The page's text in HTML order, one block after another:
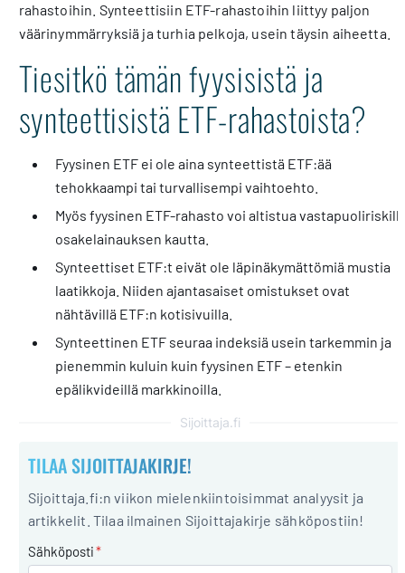
rahastoihin. Synteettisiin ETF-rahastoihin liittyy paljon
väärinymmärryksiä ja turhia pelkoja, usein täysin aiheetta.
Tiesitkö tämän fyysisistä ja
synteettisistä ETF-rahastoista?
Fyysinen ETF ei ole aina synteettistä ETF:ää
tehokkaampi tai turvallisempi vaihtoehto.
Myös fyysinen ETF-rahasto voi altistua
osakelainauksen kautta.
Synteettiset ETF:t eivät ole läpinäkymättömiä mustia
laatikkoja. Niiden ajantasaiset omistukset ovat
nähtävillä ETF:n kotisivuilla.
Synteettinen ETF seuraa indeksiä usein tarkemmin ja
pienemmin kuluin kuin fyysinen ETF – etenkin
epälikvideillä markkinoilla.
Sijoittaja.fi
TILAA SIJOITTAJAKIRJE!
Sijoittaja.fi:n viikon mielenkiintoisimmat analyysit ja
artikkelit. Tilaa ilmainen Sijoittajakirje sähköpostiin!
Sähköposti*